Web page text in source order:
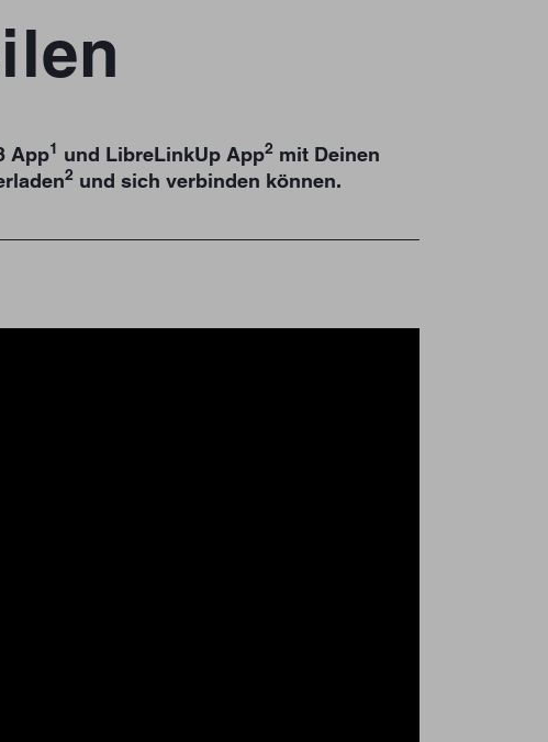
App1 und LibreLinkUp App2mit Deinen
2und sich verbinden können.